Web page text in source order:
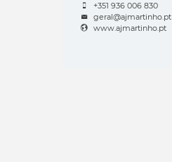
+351 936 006 830
geral@ajmartinho.pt
www.ajmartinho.pt